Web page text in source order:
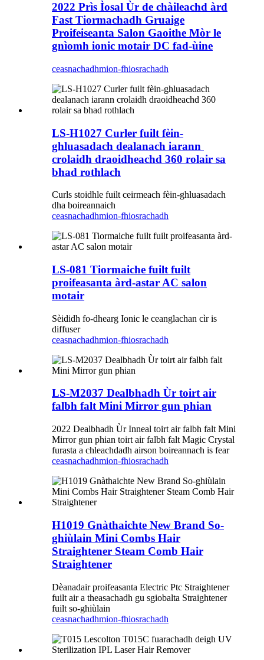
2022 Prìs Ìosal Ùr de chàileachd àrd
Fast Tiormachadh Gruaige
Proifeiseanta Salon Gaoithe Mòr le
gnìomh ionic motair DC fad-ùine
ceasnachadhmion-fhiosrachadh
LS-H1027 Curler fuilt fèin-
ghluasadach dealanach iarann ​​
crolaidh draoidheachd 360 rolair sa
bhad rothlach
Curls stoidhle fuilt ceirmeach fèin-ghluasadach
dha boireannaich
ceasnachadhmion-fhiosrachadh
LS-081 Tiormaiche fuilt fuilt
proifeasanta àrd-astar AC salon
motair
Sèididh fo-dhearg Ionic le ceanglachan cìr is
diffuser
ceasnachadhmion-fhiosrachadh
LS-M2037 Dealbhadh Ùr toirt air
falbh falt Mini Mirror gun phian
2022 Dealbhadh Ùr Inneal toirt air falbh falt Mini
Mirror gun phian toirt air falbh falt Magic Crystal
furasta a chleachdadh airson boireannach is fear
ceasnachadhmion-fhiosrachadh
H1019 Gnàthaichte New Brand So-
ghiùlain Mini Combs Hair
Straightener Steam Comb Hair
Straightener
Dèanadair proifeasanta Electric Ptc Straightener
fuilt air a theasachadh gu sgiobalta Straightener
fuilt so-ghiùlain
ceasnachadhmion-fhiosrachadh